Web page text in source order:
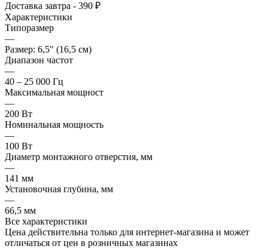
Доставка завтра - 390 ₽
Характеристики
Типоразмер
—
Размер: 6,5" (16,5 см)
Диапазон частот
—
40 – 25 000 Гц
Максимальная мощност
—
200 Вт
Номинальная мощность
—
100 Вт
Диаметр монтажного отверстия, мм
—
141 мм
Установочная глубина, мм
—
66,5 мм
Все характеристики
Цена действительна только для интернет-магазина и может
отличаться от цен в розничных магазинах